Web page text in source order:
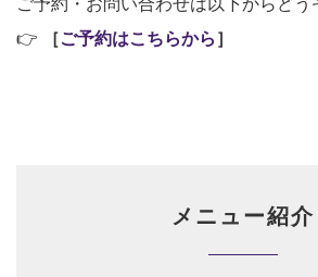
ご予約・お問い合わせは以下からどう
👉
［ご予約はこちらから ］
メニュー紹介